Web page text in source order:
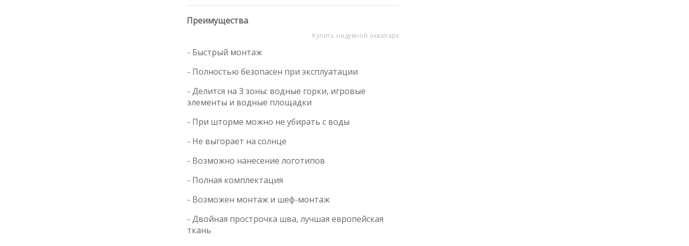
Преимущества
Купить надувной аквапарк
- Быстрый монтаж
- Полностью безопасен при эксплуатации
- Делится на 3 зоны: водные горки, игровые
элементы и водные площадки
- При шторме можно не убирать с воды
- Не выгорает на солнце
- Возможно нанесение логотипов
- Полная комплектация
- Возможен монтаж и шеф-монтаж
- Двойная прострочка шва, лучшая европейская
ткань